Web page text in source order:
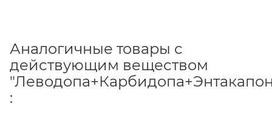
Аналогичные товары с
действующим веществом
: